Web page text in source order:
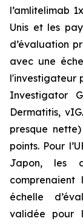
l’amlitelimab
Unis et les
d’évaluation
avec une
l'investigateur
Investigator
Dermatitis,
presque
points. Pour
Japon, les
échelle
validée pour